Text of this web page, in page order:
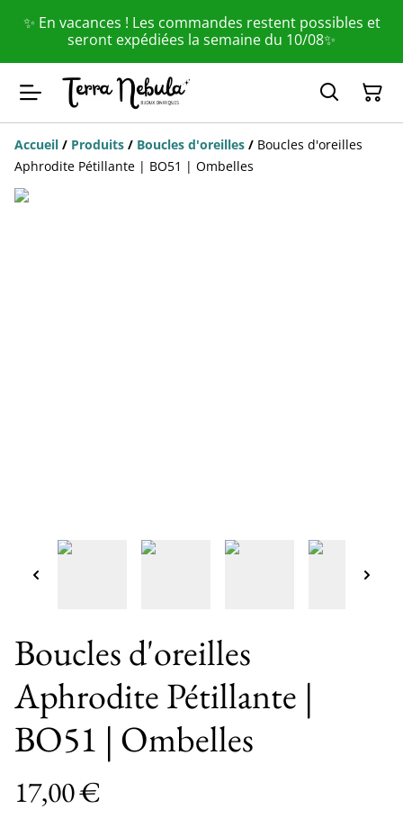
✨ En vacances ! Les commandes restent possibles et
seront expédiées la semaine du 10/08✨
Accueil / Produits / Boucles d'oreilles / Boucles d'oreilles
Aphrodite Pétillante | BO51 | Ombelles
Boucles d'oreilles
Aphrodite Pétillante |
BO51 | Ombelles
17,00 €